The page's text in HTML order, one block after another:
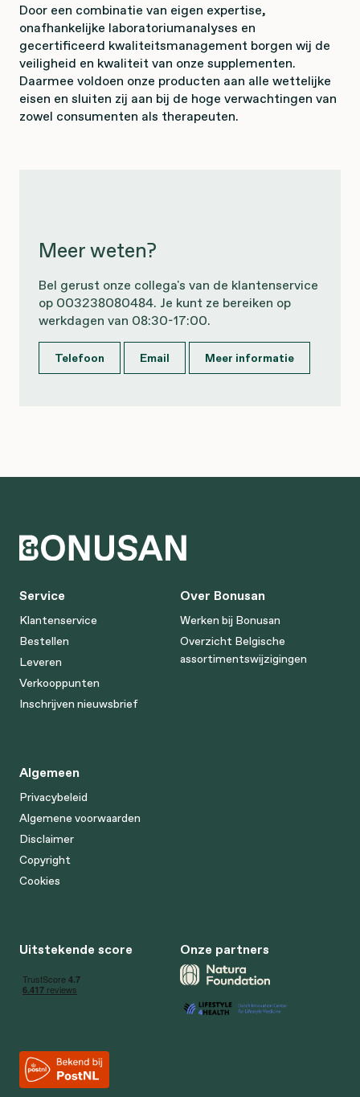
Door een combinatie van eigen expertise,
onafhankelijke laboratoriumanalyses en
gecertificeerd kwaliteitsmanagement borgen wij de
veiligheid en kwaliteit van onze supplementen.
Daarmee voldoen onze producten aan alle wettelijke
eisen en sluiten zij aan bij de hoge verwachtingen van
zowel consumenten als therapeuten.
Meer weten?
Bel gerust onze collega's van de klantenservice
op 003238080484. Je kunt ze bereiken op
werkdagen van 08:30-17:00.
Telefoon Email Meer informatie
Service
Klantenservice
Bestellen
Leveren
Verkooppunten
Inschrijven nieuwsbrief
Over Bonusan
Werken bij Bonusan
Overzicht Belgische
assortimentswijzigingen
Algemeen
Privacybeleid
Algemene voorwaarden
Disclaimer
Copyright
Cookies
Uitstekende score Onze partners